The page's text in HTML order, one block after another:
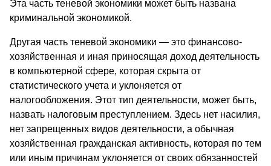
Эта часть теневой экономики может быть названа
криминальной экономикой.
Другая часть теневой экономики — это финансово-
хозяйственная и иная приносящая доход деятельность
в компьютерной сфере, которая скрыта от
статистического учета и уклоняется от
налогообложения. Этот тип деятельности, может быть,
назвать налоговым преступлением. Здесь нет насилия,
нет запрещенных видов деятельности, а обычная
хозяйственная гражданская активность, которая по тем
или иным причинам уклоняется от своих обязанностей